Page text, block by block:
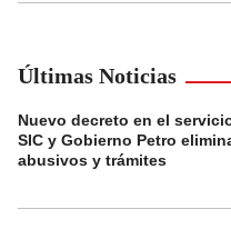
Últimas Noticias
Nuevo decreto en el
SIC y Gobierno Petro
abusivos y trámites